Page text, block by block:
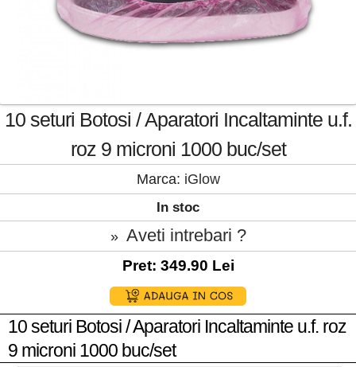
10 seturi Botosi / Aparatori Incaltaminte u.f.
roz 9 microni 1000 buc/set
Marca: iGlow
In stoc
» Aveti intrebari ?
Pret: 349.90 Lei
10 seturi Botosi / Aparatori Incaltaminte u.f. roz
9 microni 1000 buc/set